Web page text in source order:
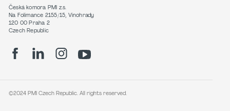
Česká komora PMI z.s.
Na Folimance 2155/15, Vinohrady
120 00 Praha 2
Czech Republic
©2024 PMI Czech Republic. All rights reserved.